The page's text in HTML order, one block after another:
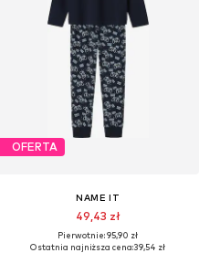
OFERTA
NAME IT
49,43 zł
Pierwotnie: 95,90 zł
Ostatnia najniższa cena:39,54 zł